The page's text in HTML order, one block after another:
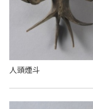
人頭煙斗